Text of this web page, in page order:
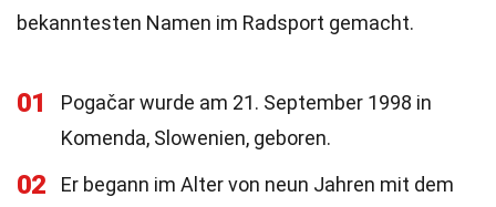
bekanntesten Namen im Radsport gemacht.
01
Pogačar wurde am 21. September 1998 in
Komenda, Slowenien, geboren.
02
Er begann im Alter von neun Jahren mit dem